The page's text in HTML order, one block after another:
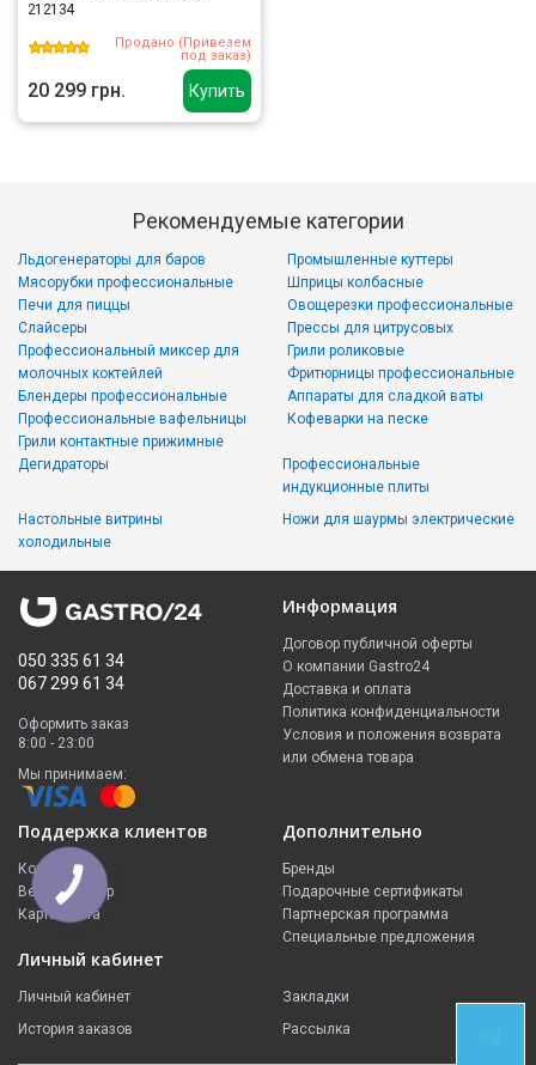
Купить
212134
Продано (Привезем
под заказ)
20 299 грн.
Рекомендуемые категории
Льдогенераторы для баров
Мясорубки профессиональные
Печи для пиццы
Слайсеры
Промышленные куттеры
Шприцы колбасные
Овощерезки профессиональные
Прессы для цитрусовых
Профессиональный миксер для
молочных коктейлей
Блендеры профессиональные
Профессиональные вафельницы
Грили контактные прижимные
Грили роликовые
Фритюрницы профессиональные
Аппараты для сладкой ваты
Кофеварки на песке
Дегидраторы
Настольные витрины
холодильные
Профессиональные
индукционные плиты
Ножи для шаурмы электрические
050 335 61 34
067 299 61 34
Оформить заказ
8:00 - 23:00
Мы принимаем:
Информация
Договор публичной оферты
О компании Gastro24
Доставка и оплата
Политика конфиденциальности
Условия и положения возврата
или обмена товара
Поддержка клиентов
Контакты
Вернуть товар
Карта сайта
Дополнительно
Бренды
Подарочные сертификаты
Партнерская программа
Специальные предложения
Личный кабинет
Личный кабинет
История заказов
Закладки
Рассылка
КНОПКА
ЗВ'ЯЗКУ